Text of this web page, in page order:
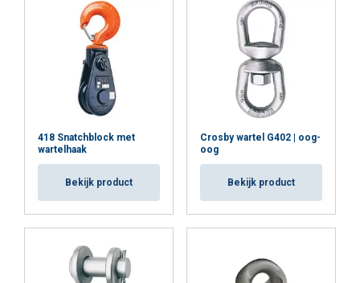
418 Snatchblock met
wartelhaak
Bekijk product
Crosby wartel G402 | oog-
oog
Bekijk product